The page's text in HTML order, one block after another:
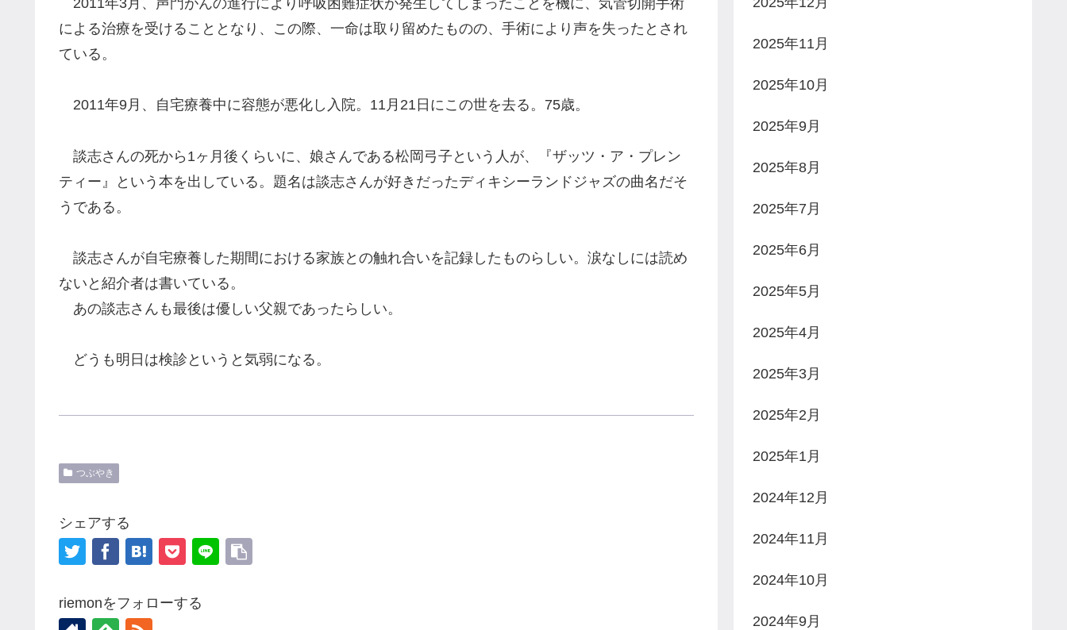
による治療を受けることとなり、この際、一命は取り留めたものの、手術により声を失ったとされ
ている。
2011年9月、自宅療養中に容態が悪化し入院。11月21日にこの世を去る。75歳。
談志さんの死から1ヶ月後くらいに、娘さんである松岡弓子という人が、『ザッツ・ア・プレン
ティー』という本を出している。題名は談志さんが好きだったディキシーランドジャズの曲名だそ
うである。
談志さんが自宅療養した期間における家族との触れ合いを記録したものらしい。涙なしには読め
ないと紹介者は書いている。
あの談志さんも最後は優しい父親であったらしい。
どうも明日は検診というと気弱になる。
つぶやき
シェアする
riemonをフォローする
2025年11月
2025年10月
2025年9月
2025年8月
2025年7月
2025年6月
2025年5月
2025年4月
2025年3月
2025年2月
2025年1月
2024年12月
2024年11月
2024年10月
2024年9月